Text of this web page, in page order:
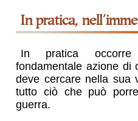
in pratica,
In pratica
fondamentale azione di
deve cercare nella sua
tutto ciò che può
guerra.